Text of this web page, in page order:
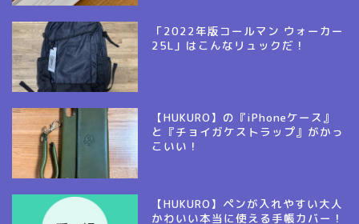
「2022年版コールマン ウォーカー
25L」はこんなリュックだ！
【HUKURO】の『iPhoneケース』
と『チョイガケストラップ』がかっ
こいい！
【HUKURO】ペンが入れやすい大人
かわいい本当に使える手帳カバー！